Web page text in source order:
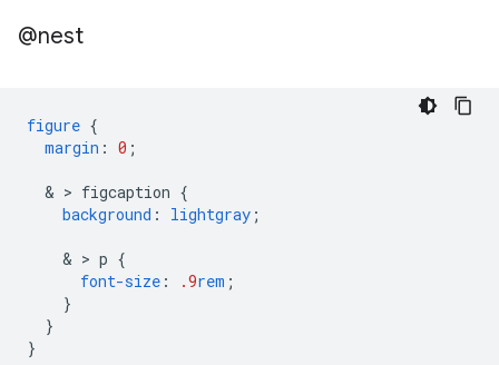
@nest
figure {
margin : 0 ;
  & >
figcaption {
background : lightgray ;
    & >
p {
font-size : .9rem ;
}
}
}